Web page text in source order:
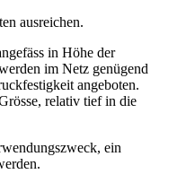
ausreichen.
in Höhe der
im Netz genügend
angeboten.
relativ tief in die
ein